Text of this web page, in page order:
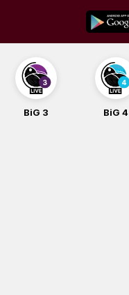
content
BiG 3 BiG 4